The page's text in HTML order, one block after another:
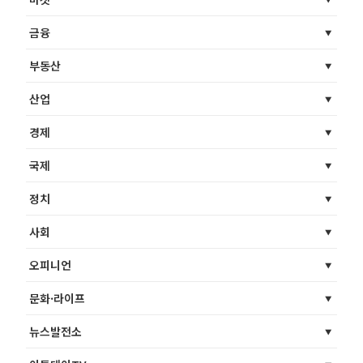
금융
부동산
산업
경제
국제
정치
사회
오피니언
문화·라이프
뉴스발전소